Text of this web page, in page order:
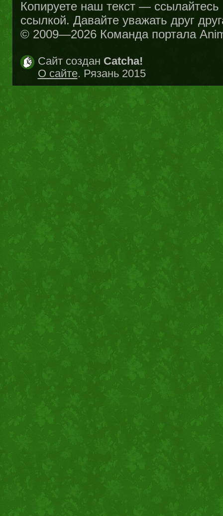
Копируете наш текст —
ссылкой. Давайте уважать друг
© 2009—2026 Команда портала
Сайт создан Catcha!
О сайте. Рязань 2015